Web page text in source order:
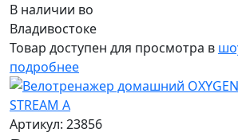
В наличии во
Владивостоке
Товар доступен для просмотра в
подробнее
Артикул: 23856